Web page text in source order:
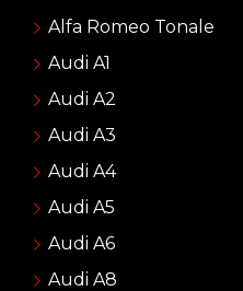
Alfa Romeo Tonale
Audi A1
Audi A2
Audi A3
Audi A4
Audi A5
Audi A6
Audi A8